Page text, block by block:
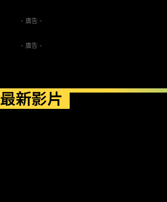
- 廣告 -
- 廣告 -
最新影片